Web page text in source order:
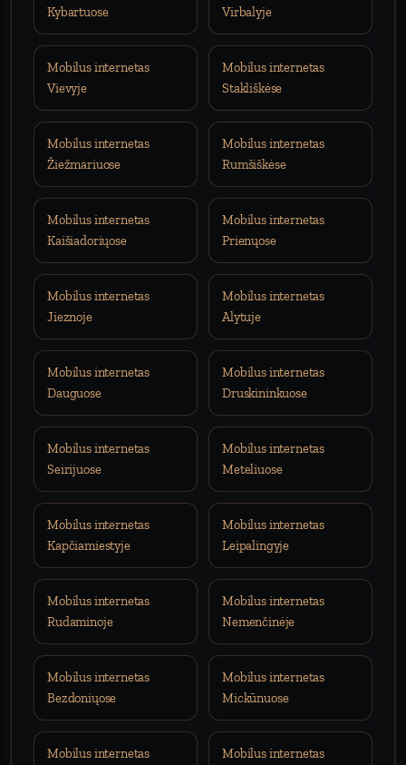
Kybartuose
Virbalyje
Mobilus internetas
Vievyje
Mobilus internetas
Stakliškėse
Mobilus internetas
Žiežmariuose
Mobilus internetas
Rumšiškėse
Mobilus internetas
Kaišiadoriųose
Mobilus internetas
Prienųose
Mobilus internetas
Jieznoje
Mobilus internetas
Alytuje
Mobilus internetas
Dauguose
Mobilus internetas
Druskininkuose
Mobilus internetas
Seirijuose
Mobilus internetas
Meteliuose
Mobilus internetas
Kapčiamiestyje
Mobilus internetas
Leipalingyje
Mobilus internetas
Rudaminoje
Mobilus internetas
Nemenčinėje
Mobilus internetas
Bezdoniųose
Mobilus internetas
Mickūnuose
Mobilus internetas
Mobilus internetas